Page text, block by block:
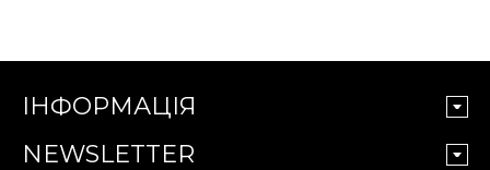
ІНФОРМАЦІЯ
NEWSLETTER